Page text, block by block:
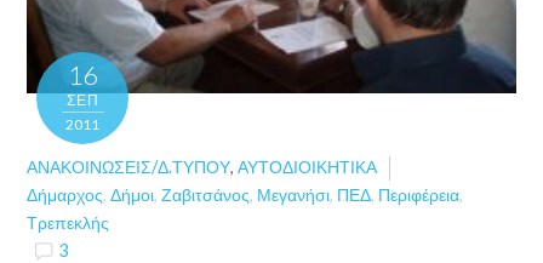
16
ΣΕΠ
2011
ΑΝΑΚΟΙΝΏΣΕΙΣ/Δ.ΤΎΠΟΥ,ΑΥΤΟΔΙΟΙΚΗΤΙΚΆ
Δήμαρχος,Δήμοι,Ζαβιτσάνος, Μεγανήσι, ΠΕΔ, Περιφέρεια,
Τρεπεκλής
3